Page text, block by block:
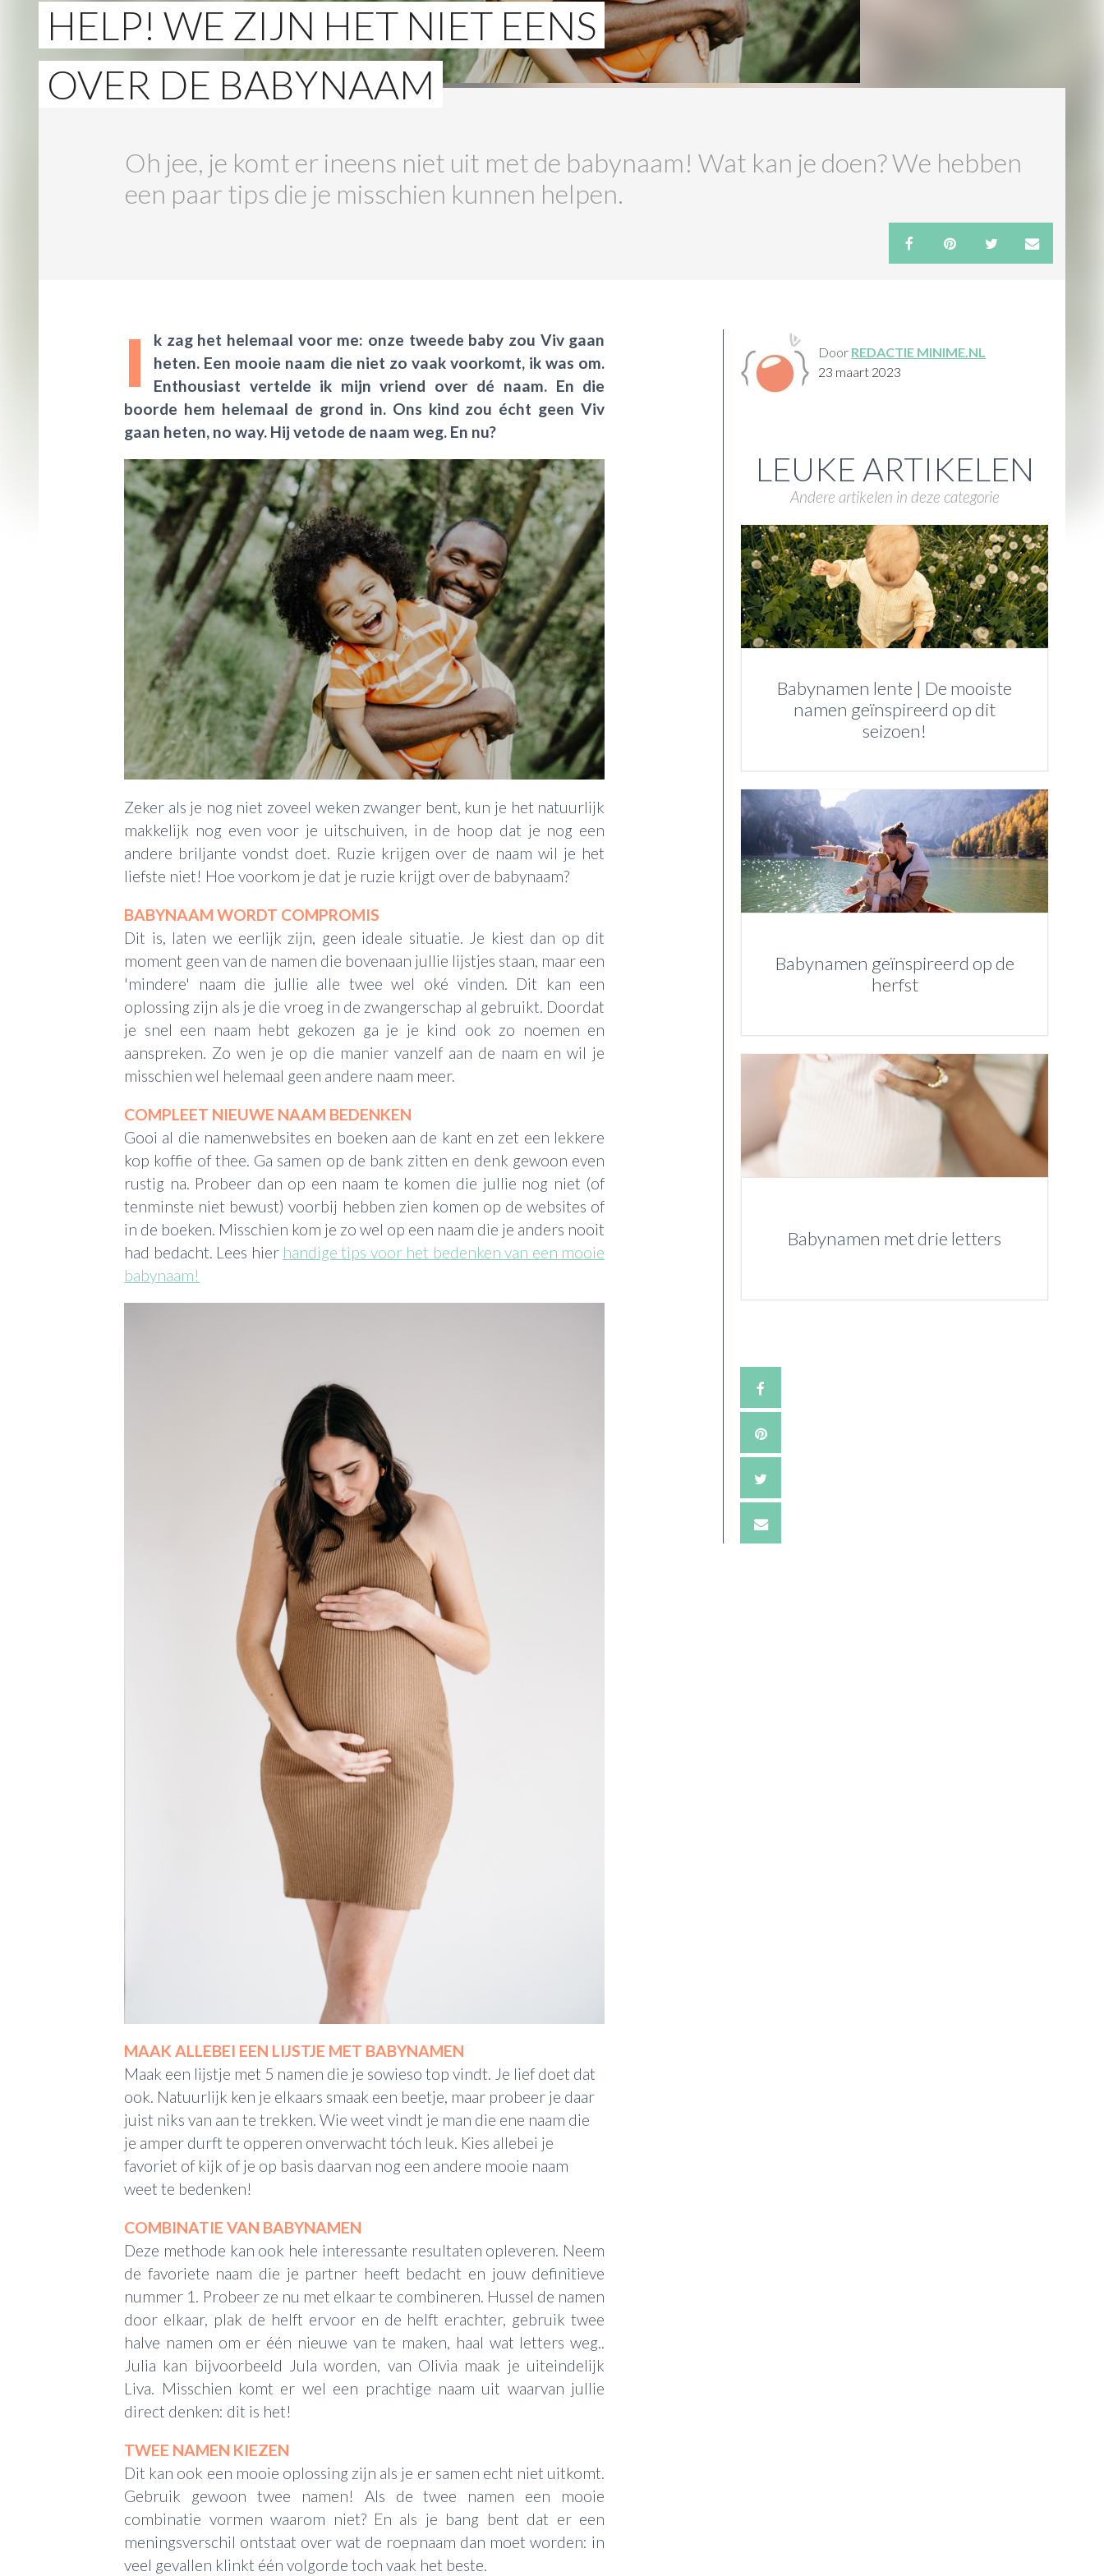
HELP! WE ZIJN HET NIET EENS
OVER DE BABYNAAM
Oh jee, je komt er ineens niet uit met de babynaam! Wat kan je doen? We hebben
een paar tips die je misschien kunnen helpen.
I
k zag het helemaal voor me: onze tweede baby zou Viv gaan
heten. Een mooie naam die niet zo vaak voorkomt, ik was om.
Enthousiast vertelde ik mijn vriend over dé naam. En die
boorde hem helemaal de grond in. Ons kind zou écht geen Viv
gaan heten, no way. Hij vetode de naam weg. En nu?
Zeker als je nog niet zoveel weken zwanger bent, kun je het natuurlijk
makkelijk nog even voor je uitschuiven, in de hoop dat je nog een
andere briljante vondst doet. Ruzie krijgen over de naam wil je het
liefste niet! Hoe voorkom je dat je ruzie krijgt over de babynaam?
BABYNAAM WORDT COMPROMIS
Dit is, laten we eerlijk zijn, geen ideale situatie. Je kiest dan op dit
moment geen van de namen die bovenaan jullie lijstjes staan, maar een
'mindere' naam die jullie alle twee wel oké vinden. Dit kan een
oplossing zijn als je die vroeg in de zwangerschap al gebruikt. Doordat
je snel een naam hebt gekozen ga je je kind ook zo noemen en
aanspreken. Zo wen je op die manier vanzelf aan de naam en wil je
misschien wel helemaal geen andere naam meer.
COMPLEET NIEUWE NAAM BEDENKEN
Gooi al die namenwebsites en boeken aan de kant en zet een lekkere
kop koffie of thee. Ga samen op de bank zitten en denk gewoon even
rustig na. Probeer dan op een naam te komen die jullie nog niet (of
tenminste niet bewust) voorbij hebben zien komen op de websites of
in de boeken. Misschien kom je zo wel op een naam die je anders nooit
had bedacht. Lees hier handige tips voor het bedenken van een mooie
babynaam!
MAAK ALLEBEI EEN LIJSTJE MET BABYNAMEN
Maak een lijstje met 5 namen die je sowieso top vindt. Je lief doet dat
ook. Natuurlijk ken je elkaars smaak een beetje, maar probeer je daar
juist niks van aan te trekken. Wie weet vindt je man die ene naam die
je amper durft te opperen onverwacht tóch leuk. Kies allebei je
favoriet of kijk of je op basis daarvan nog een andere mooie naam
weet te bedenken!
COMBINATIE VAN BABYNAMEN
Deze methode kan ook hele interessante resultaten opleveren. Neem
de favoriete naam die je partner heeft bedacht en jouw definitieve
nummer 1. Probeer ze nu met elkaar te combineren. Hussel de namen
door elkaar, plak de helft ervoor en de helft erachter, gebruik twee
halve namen om er één nieuwe van te maken, haal wat letters weg..
Julia kan bijvoorbeeld Jula worden, van Olivia maak je uiteindelijk
Liva. Misschien komt er wel een prachtige naam uit waarvan jullie
direct denken: dit is het!
TWEE NAMEN KIEZEN
Dit kan ook een mooie oplossing zijn als je er samen echt niet uitkomt.
Gebruik gewoon twee namen! Als de twee namen een mooie
combinatie vormen waarom niet? En als je bang bent dat er een
meningsverschil ontstaat over wat de roepnaam dan moet worden: in
veel gevallen klinkt één volgorde toch vaak het beste.
Door REDACTIE MINIME.NL
23 maart 2023
LEUKE ARTIKELEN
Andere artikelen in deze categorie
Babynamen lente | De mooiste
namen geïnspireerd op dit
seizoen!
Babynamen geïnspireerd op de
herfst
Babynamen met drie letters